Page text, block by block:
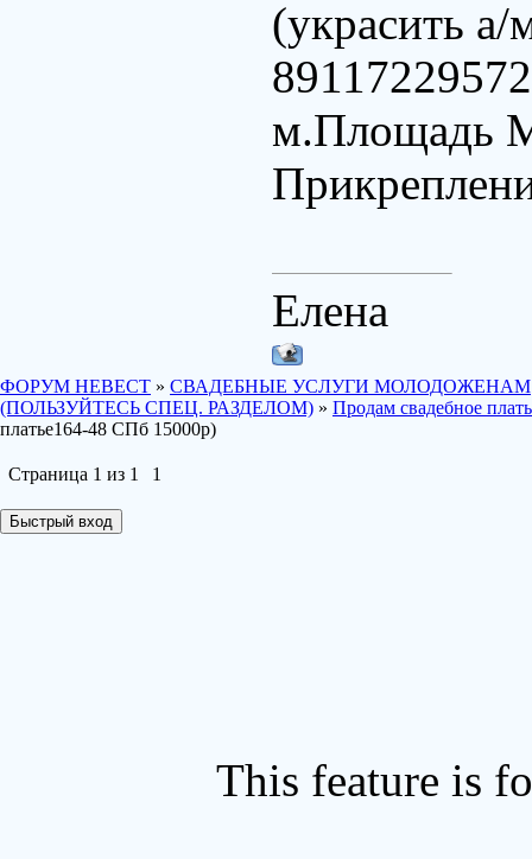
(украсить
м.Площадь
Елена
ФОРУМ НЕВЕСТ » СВАДЕБНЫЕ УСЛУГИ МОЛОДОЖЕНАМ
(ПОЛЬЗУЙТЕСЬ СПЕЦ. РАЗДЕЛОМ) » Продам свадебное
платье164-48 СПб 15000р)
Страница 1 из 1 1
This feature is